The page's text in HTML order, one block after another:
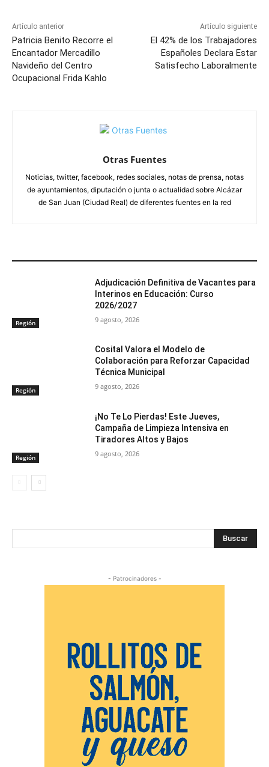
Artículo anterior
Patricia Benito Recorre el
Encantador Mercadillo
Navideño del Centro
Ocupacional Frida Kahlo
Artículo siguiente
El 42% de los Trabajadores
Españoles Declara Estar
Satisfecho Laboralmente
Otras Fuentes
Noticias, twitter, facebook, redes sociales, notas de prensa, notas
de ayuntamientos, diputación o junta o actualidad sobre Alcázar
de San Juan (Ciudad Real) de diferentes fuentes en la red
Región
Adjudicación Definitiva de Vacantes para
Interinos en Educación: Curso
2026/2027
9 agosto, 2026
Región
Cosital Valora el Modelo de
Colaboración para Reforzar Capacidad
Técnica Municipal
9 agosto, 2026
Región
¡No Te Lo Pierdas! Este Jueves,
Campaña de Limpieza Intensiva en
Tiradores Altos y Bajos
9 agosto, 2026
Buscar
- Patrocinadores -